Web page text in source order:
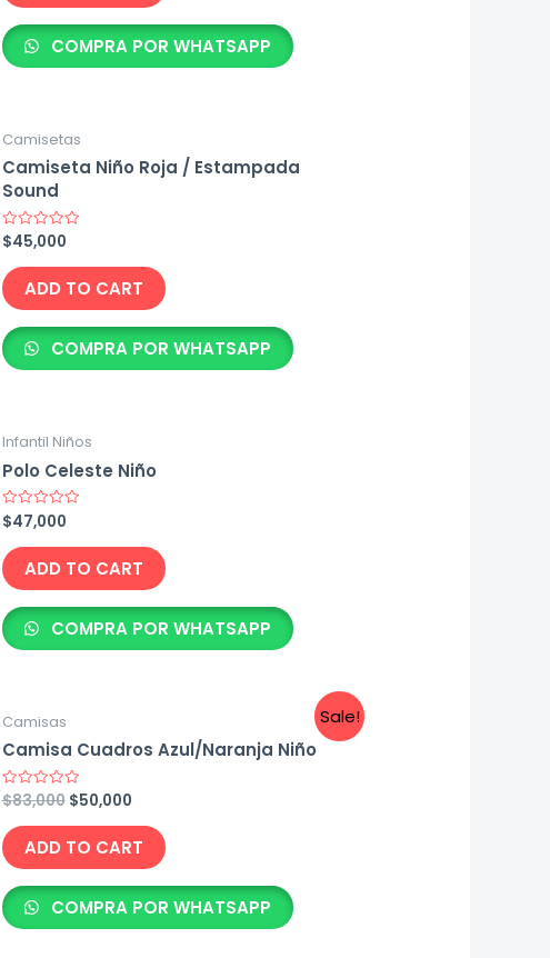
COMPRA POR WHATSAPP
Camisetas
Camiseta Niño Roja / Estampada
Sound
Rated
0
out
of
5
$45,000
ADD TO CART
COMPRA POR WHATSAPP
Infantil Niños
Polo Celeste Niño
Rated
0
out
of
5
$47,000
ADD TO CART
COMPRA POR WHATSAPP
Sale!
Camisas
Camisa Cuadros Azul/Naranja Niño
Rated
0
out
of
5
$83,000 Original
was:
$83,000.
$50,000Current
is:
$50,000.
ADD TO CART
COMPRA POR WHATSAPP